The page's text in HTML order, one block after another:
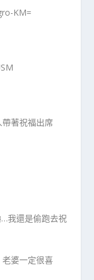
KM=
著祝福出席
我還是偷跑去祝
婆一定很喜